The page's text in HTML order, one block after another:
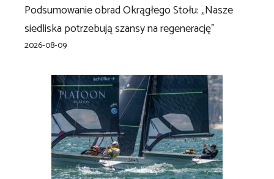
Podsumowanie obrad Okrągłego Stołu: „Nasze
siedliska potrzebują szansy na regenerację”
2026-08-09